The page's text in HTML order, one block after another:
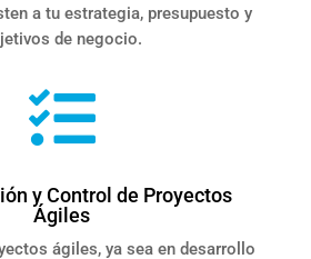
a tu estrategia, presupuesto y
de negocio.

y Control de Proyectos
Ágiles
ágiles, ya sea en desarrollo